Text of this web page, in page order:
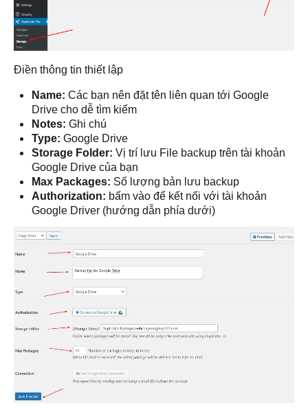
Điền thông tin thiết lập
Name: Các bạn nên đặt tên liên quan tới Google
Drive cho dễ tìm kiếm
Notes: Ghi chú
Type: Google Drive
Storage Folder: Vị trí lưu File backup trên tài khoản
Google Drive của bạn
Max Packages: Số lượng bản lưu backup
Authorization: bấm vào để kết nối với tài khoản
Google Driver (hướng dẫn phía dưới)